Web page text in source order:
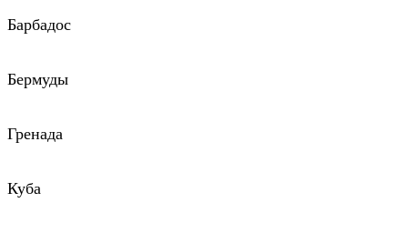
Барбадос
Бермуды
Гренада
Куба